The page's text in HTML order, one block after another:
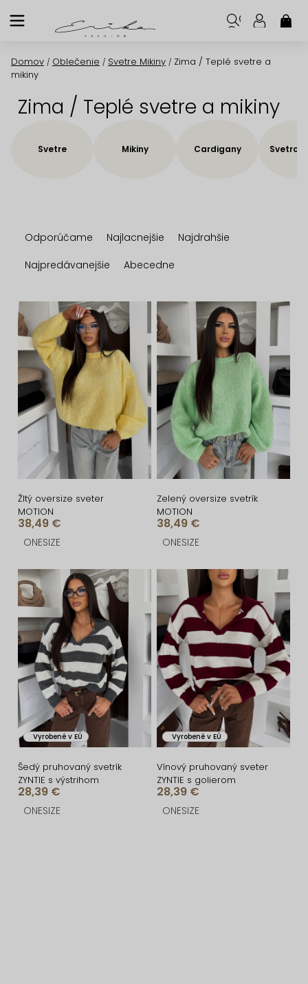
na
Domov / Oblečenie / Svetre Mikiny / Zima / Teplé svetre a
mikiny
Zima / Teplé svetre a mikiny
Svetre Mikiny Cardigany
a
d
n
i
e
p
r
o
d
u
t
o
v
Odporúčame Najlacnejšie
Najdrahšie
Najpredávanejšie
Abecedne
V
ý
p
i
s
p
r
o
d
u
k
o
v
Žltý oversize sveter
MOTION
38,49 €
ONESIZE
Zelený oversize svetrík
MOTION
38,49 €
ONESIZE
Vyrobené v EÚ
Šedý pruhovaný svetrík
ZYNTIE s výstrihom
28,39 €
ONESIZE
Vyrobené v EÚ
Vínový pruhovaný sveter
ZYNTIE s golierom
28,39 €
ONESIZE